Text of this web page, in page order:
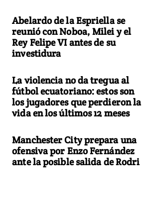
Abelardo de la Espriella se
reunió con Noboa, Milei y el
Rey Felipe VI antes de su
investidura
La violencia no da tregua al
fútbol ecuatoriano: estos son
los jugadores que perdieron la
vida en los últimos 12 meses
Manchester City prepara una
ofensiva por Enzo Fernández
ante la posible salida de Rodri